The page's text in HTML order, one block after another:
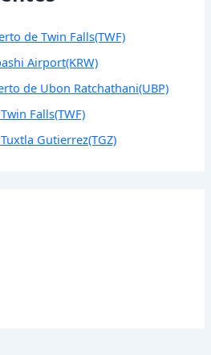
de Twin Falls(TWF)
Airport(KRW)
de Ubon Ratchathani(UBP)
Falls(TWF)
Gutierrez(TGZ)